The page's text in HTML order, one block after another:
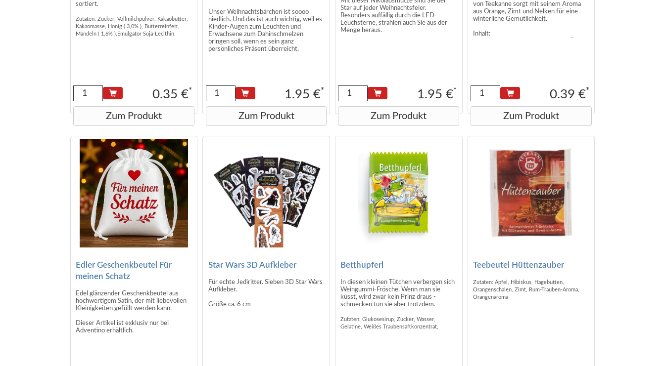
sortiert.
Zutaten: Zucker, Vollmilchpulver, Kakaobutter,
Kakaomasse, Honig ( 3,0% ), Butterreinfett,
Mandeln ( 1,6% ),Emulgator Soja-Lecithin,
0.35 €*
Zum Produkt
Unser Weihnachtsbärchen ist soooo
niedlich. Und das ist auch wichtig, weil es
Kinder-Augen zum Leuchten und
Erwachsene zum Dahinschmelzen
bringen soll, wenn es sein ganz
persönliches Präsent überreicht.
Dieser Artikel ist exklusiv nur bei
Adventino erhältlich.
Größe des Säckchens (ungefüllt): 10 x 15
Es wird nur das Säckchen (ohne Inhalt)
1.95 €*
Zum Produkt
Star auf jeder Weihnachtsfeier.
Besonders auffällig durch die LED-
Leuchsterne, strahlen auch Sie aus der
Menge heraus.
1.95 €*
Zum Produkt
von Teekanne sorgt mit seinem Aroma
aus Orange, Zimt und Nelken für eine
winterliche Gemütlichkeit.
Inhalt:
0.39 €*
Zum Produkt
Edler Geschenkbeutel Für
meinen Schatz
Edel glänzender Geschenkbeutel aus
hochwertigem Satin, der mit liebevollen
Kleinigkeiten gefüllt werden kann.
Dieser Artikel ist exklusiv nur bei
Adventino erhältlich.
Star Wars 3D Aufkleber
Für echte Jediritter. Sieben 3D Star Wars
Aufkleber.
Größe ca. 6 cm
Betthupferl
In diesen kleinen Tütchen verbergen sich
Weingummi-Frösche. Wenn man sie
küsst, wird zwar kein Prinz draus -
schmecken tun sie aber trotzdem.
Zutaten: Glukosesirup, Zucker, Wasser,
Gelatine, Weißes Traubensaftkonzentrat,
Teebeutel Hüttenzauber
Zutaten: Äpfel, Hibiskus, Hagebutten,
Orangenschalen, Zimt, Rum-Trauben-Aroma,
Orangenaroma